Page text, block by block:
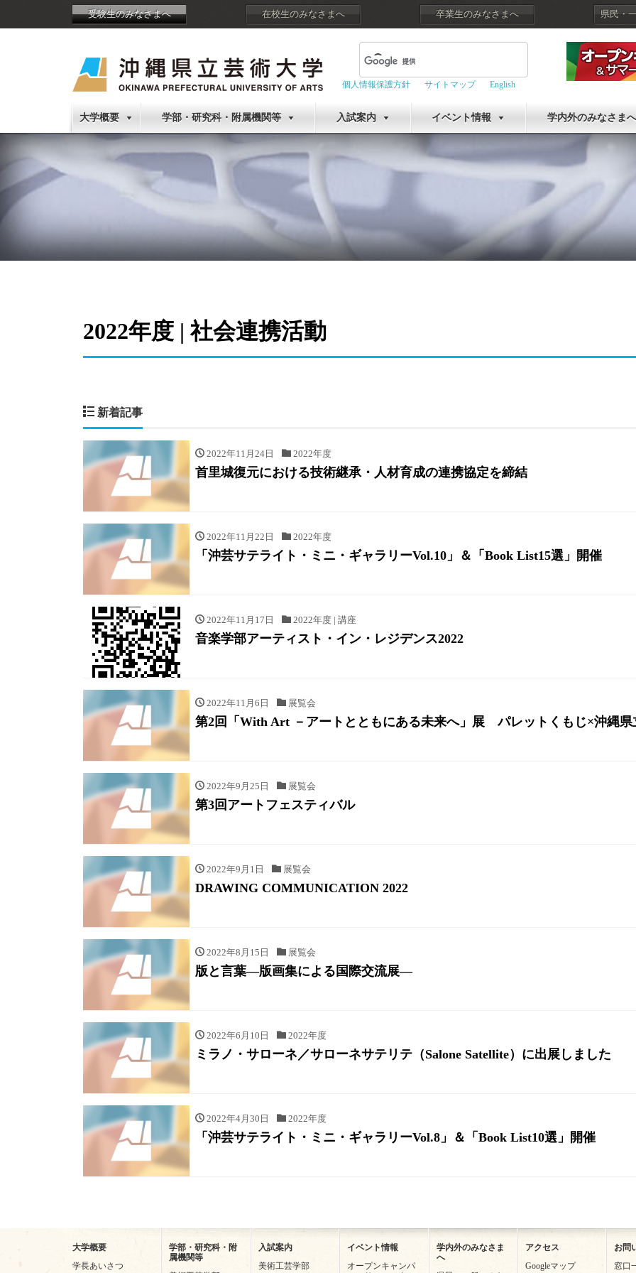
受験生のみなさまへ 在校生のみなさまへ 卒業生のみなさまへ 県民・
個人情報保護方針 サイトマップ English
大学概要 学部・研究科・附属機関等 入試案内 イベント情報 学内外のみなさまへ
2022年度 | 社会連携活動
新着記事
2022年11月24日 2022年度
首里城復元における技術継承・人材育成の連携協定を締結
2022年11月22日 2022年度
「沖芸サテライト・ミニ・ギャラリーVol.10」＆「Book List15選」開催
2022年11月17日 2022年度 | 講座
音楽学部アーティスト・イン・レジデンス2022
2022年11月6日 展覧会
第2回「With Art －アートとともにある未来へ」展 パレットくもじ×沖縄県
2022年9月25日 展覧会
第3回アートフェスティバル
2022年9月1日 展覧会
DRAWING COMMUNICATION 2022
2022年8月15日 展覧会
版と言葉―版画集による国際交流展―
2022年6月10日 2022年度
ミラノ・サローネ／サローネサテリテ（Salone Satellite）に出展しました
2022年4月30日 2022年度
「沖芸サテライト・ミニ・ギャラリーVol.8」＆「Book List10選」開催
大学概要
学長あいさつ
学部・研究科・附
属機関等
入試案内
美術工芸学部
イベント情報
オープンキャンパ
学内外のみなさま
へ
アクセス
Googleマップ
お問
窓口